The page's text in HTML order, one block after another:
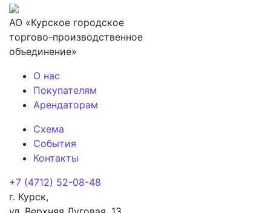
АО «Курское городское
торгово-производственное
объединение»
О нас
Покупателям
Арендаторам
Схема
События
Контакты
+7 (4712) 52-08-48
г. Курск,